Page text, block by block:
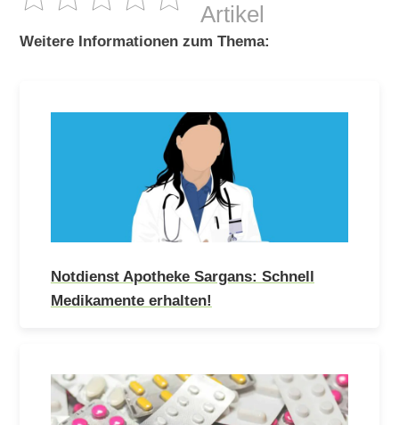
Artikel
Weitere Informationen zum Thema:
Notdienst Apotheke Sargans: Schnell
Medikamente erhalten!